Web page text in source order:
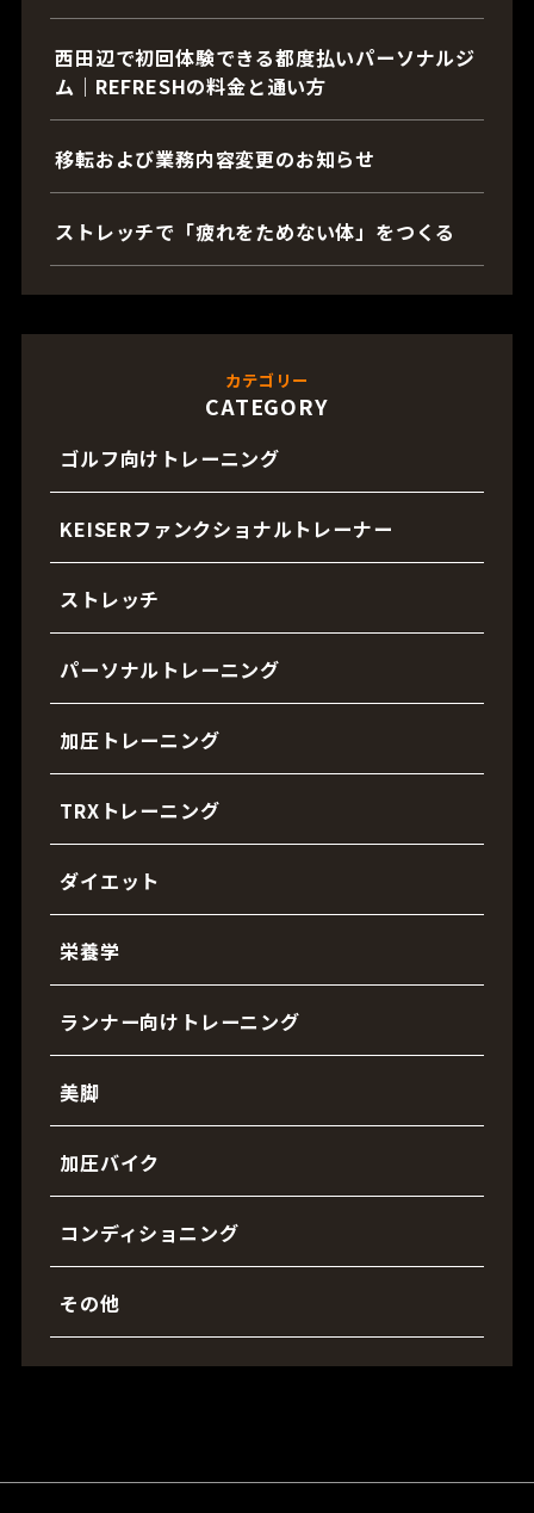
西田辺で初回体験できる都度払いパーソナルジ
ム｜REFRESHの料金と通い方
移転および業務内容変更のお知らせ
ストレッチで「疲れをためない体」をつくる
カテゴリー
CATEGORY
ゴルフ向けトレーニング
KEISERファンクショナルトレーナー
ストレッチ
パーソナルトレーニング
加圧トレーニング
TRXトレーニング
ダイエット
栄養学
ランナー向けトレーニング
美脚
加圧バイク
コンディショニング
その他